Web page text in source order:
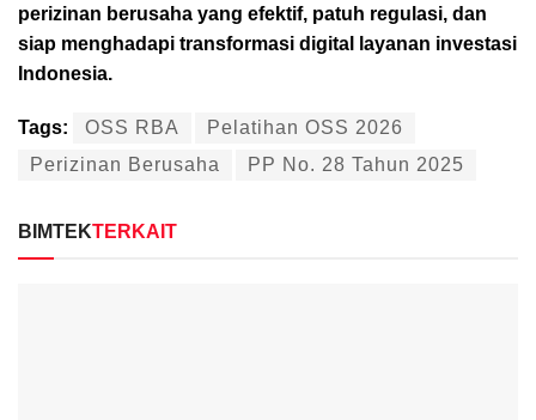
perizinan berusaha yang efektif, patuh regulasi, dan
siap menghadapi transformasi digital layanan investasi
Indonesia.
Tags: OSS RBA
Pelatihan OSS 2026
Perizinan Berusaha
PP No. 28 Tahun 2025
BIMTEKTERKAIT